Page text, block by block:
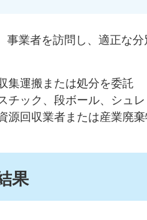
事業者を訪問し、適正な分
集運搬または処分を委託
チック、段ボール、シュ
源回収業者または産業廃
果